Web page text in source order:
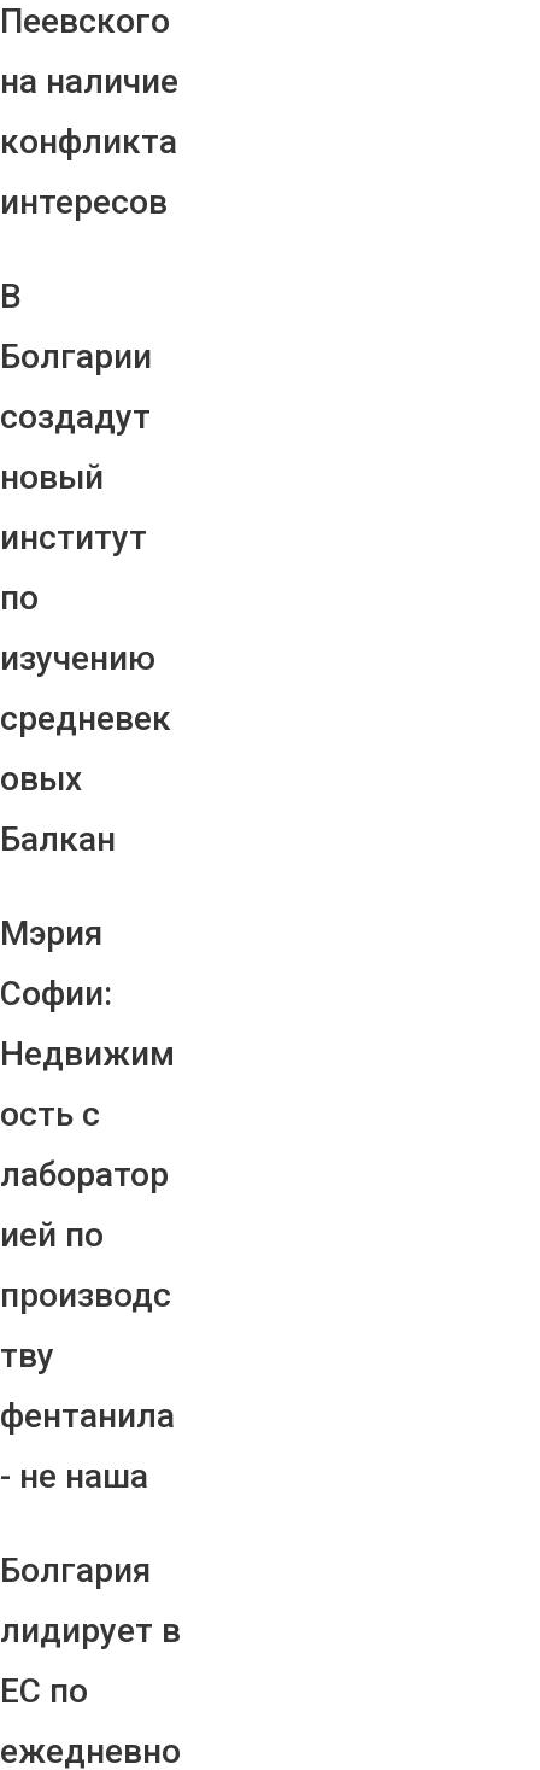
Пеевского
на наличие
конфликта
интересов
В
Болгарии
создадут
новый
институт
по
изучению
средневек
овых
Балкан
Мэрия
Софии:
Недвижим
ость с
лаборатор
ией по
производс
тву
фентанила
- не наша
Болгария
лидирует в
ЕС по
ежедневно